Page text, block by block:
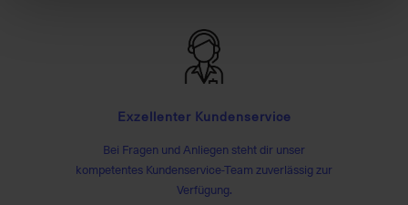
Exzellenter Kundenservice
Bei Fragen und Anliegen steht dir unser
kompetentes Kundenservice-Team zuverlässig zur
Verfügung.